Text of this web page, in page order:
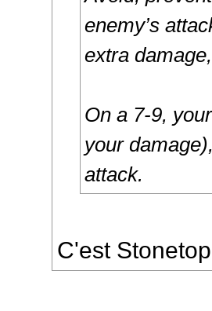
enemy’s
extra
On a 7-9,
your
attack.
C'est